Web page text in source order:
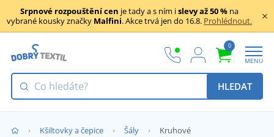
Srpnové rozpouštění cen je tady a s ním islevy až 50 % na
vybrané kousky značky Malfini. Akce trvá jen do 16.8. Prohlédnout.
0
MENU
HLEDAT
Kšiltovky a čepice Šály Kruhové